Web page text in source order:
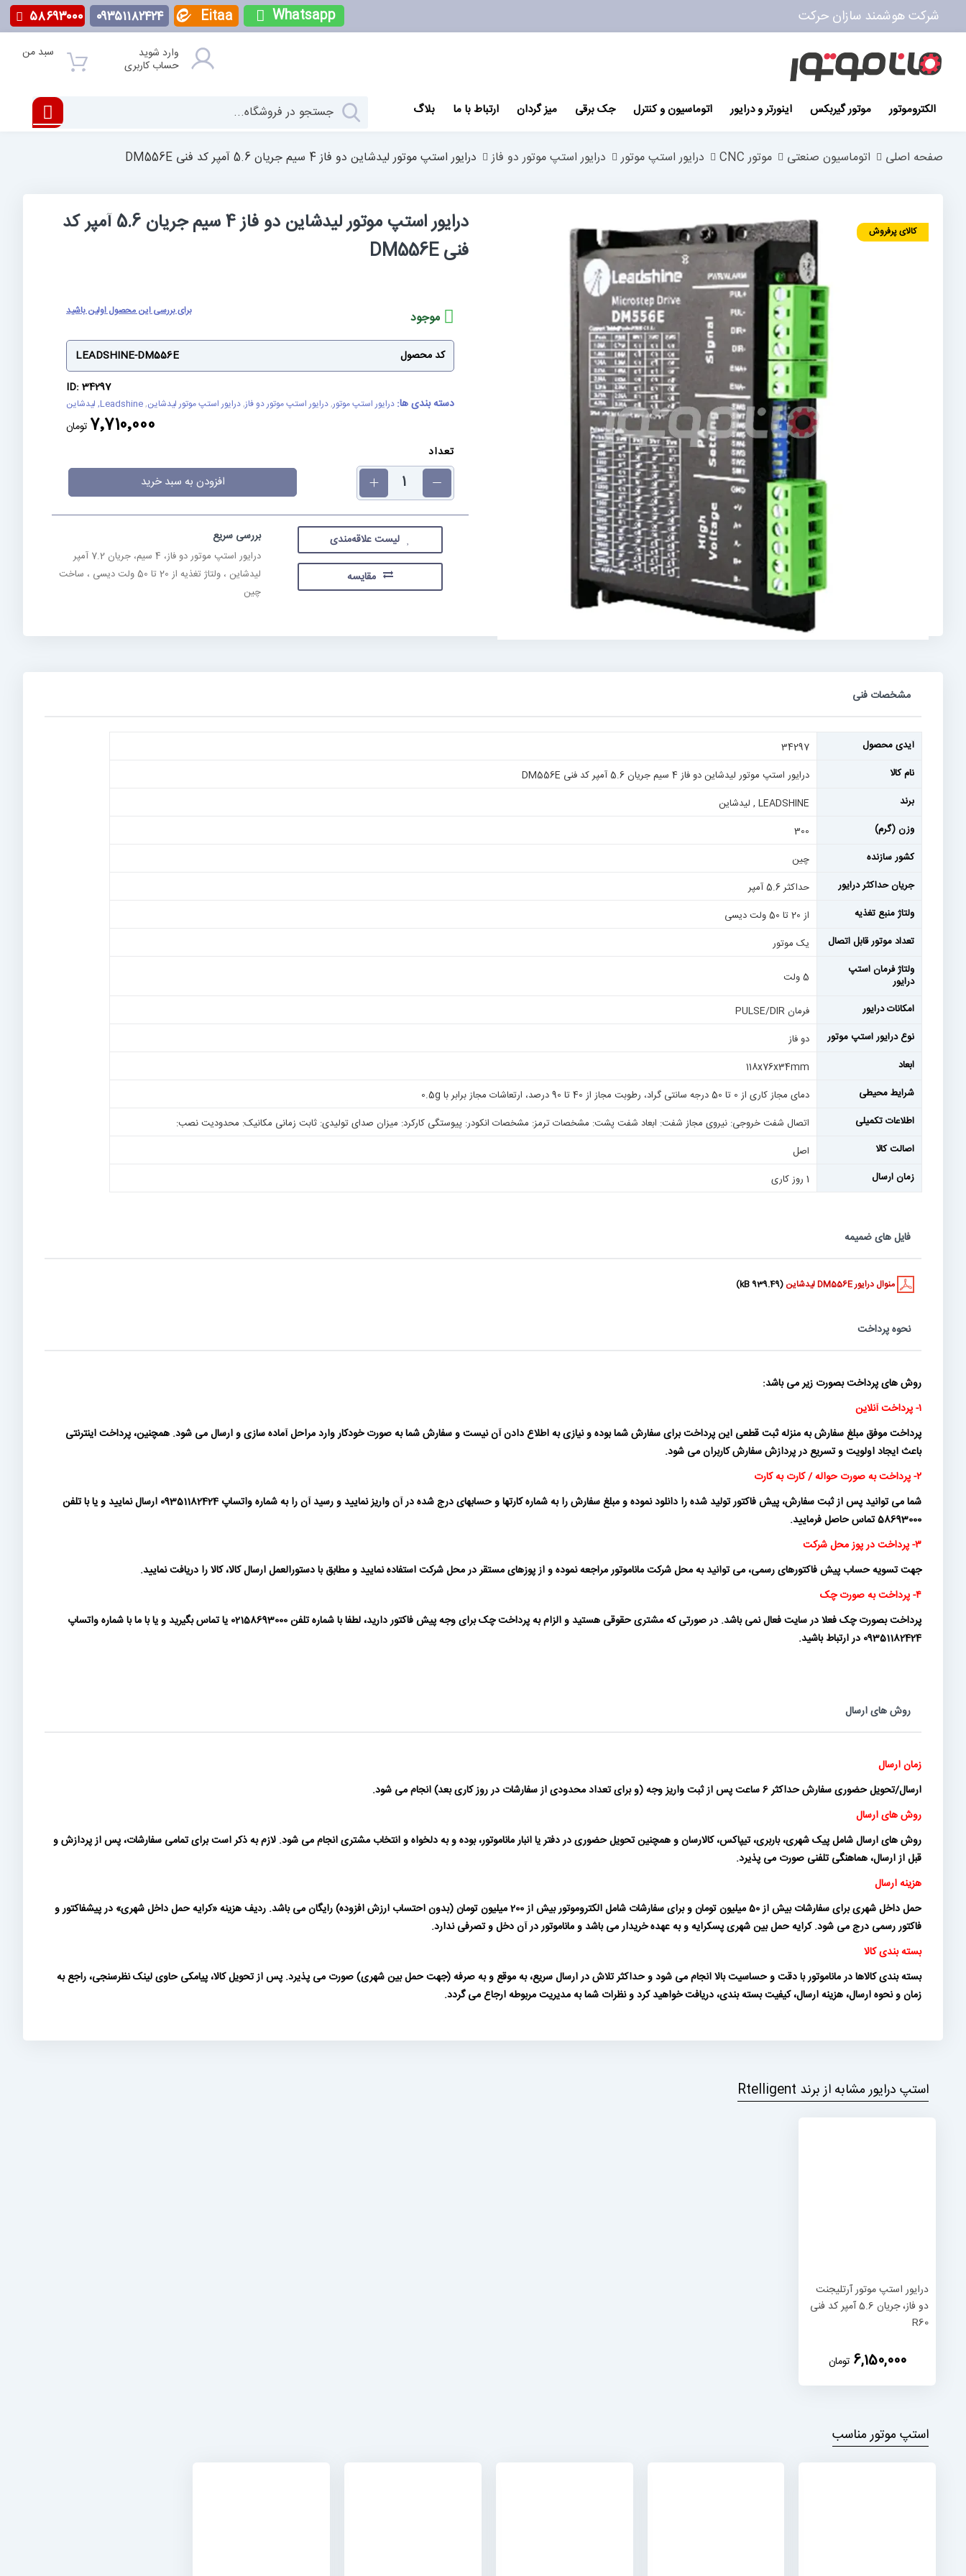
شرکت هوشمند سازان حرکت ۵۸۶۹۳۰۰۰ ۰۹۳۵۱۱۸۲۴۲۴ Eitaa Whatsapp
به
محتوا
وارد شوید
حساب کاربری
سبد من
الکتروموتور موتور گیربکس اینورتر و درایور اتوماسیون و کنترل جک برقی میز گردان ارتباط با ما بلاگ
صفحه اصلی اتوماسیون صنعتی موتور CNC درایور استپ موتور درایور استپ موتور دو فاز درایور استپ موتور لیدشاین دو فاز 4 سیم جریان 5.6 آمپر کد فنی DM556E
به
انتهایکالای پرفروش
تصاویر
درایور استپ موتور لیدشاین دو فاز 4 سیم جریان 5.6 آمپر کد
فنی DM556E
برای بررسی این محصول اولین باشید موجود
کد محصول
LEADSHINE-DM556E
ID: 34297
دسته بندی ها: درایور استپ موتور,درایور استپ موتور دو فاز,درایور استپ موتور لیدشاین,Leadshine, لیدشاین
7٬710٬000 تومان
تعداد
افزودن به سبد خرید
لیست علاقه‌مندی
مقایسه
بررسی سریع
درایور استپ موتور دو فاز، 4 سیم، جریان 7.2 آمپر
لیدشاین ، ولتاژ تغذیه از 20 تا 50 ولت دیسی ، ساخت
چین
مشخصات فنی
مشخصات
فنی
آیدی محصول
34297
نام کالا
درایور استپ موتور لیدشاین دو فاز 4 سیم جریان 5.6 آمپر کد فنی DM556E
برند
LEADSHINE , لیدشاین
وزن (گرم)
300
کشور سازنده
چین
جریان حداکثر درایور
حداکثر 5.6 آمپر
ولتاژ منبع تغذیه
از 20 تا 50 ولت دیسی
تعداد موتور قابل اتصال
یک موتور
ولتاژ فرمان استپ
درایور
5 ولت
امکانات درایور
فرمان PULSE/DIR
نوع درایور استپ موتور
دو فاز
ابعاد
118x76x34mm
شرایط محیطی
دمای مجاز کاری از 0 تا 50 درجه سانتی گراد، رطوبت مجاز از 40 تا 90 درصد، ارتعاشات مجاز برابر با 0.5g
اطلاعات تکمیلی
اتصال شفت خروجی: نیروی مجاز شفت: ابعاد شفت پشت: مشخصات ترمز: مشخصات انکودر: پیوستگی کارکرد: میزان صدای تولیدی: ثابت زمانی مکانیک: محدودیت نصب:
اصالت کالا
اصل
زمان ارسال
1 روز کاری
فایل های ضمیمه
منوال درایور DM556E لیدشاین (939.49 kB)
نحوه پرداخت
روش های پرداخت بصورت زیر می باشد:
۱- پرداخت آنلاین
پرداخت موفق مبلغ سفارش به منزله ثبت قطعی این پرداخت برای سفارش شما بوده و نیازی به اطلاع دادن آن نیست و سفارش شما به صورت خودکار وارد مراحل آماده سازی و ارسال می شود. همچنین، پرداخت اینترنتی
باعث ایجاد اولویت و تسریع در پردازش سفارش کاربران می شود.
۲- پرداخت به صورت حواله / کارت به کارت
شما می توانید پس از ثبت سفارش، پیش فاکتور تولید شده را دانلود نموده و مبلغ سفارش را به شماره کارتها و حسابهای درج شده در آن واریز نمایید و رسید آن را به شماره واتساپ 09351182424 ارسال نمایید و یا با تلفن
58693000 تماس حاصل فرمایید.
۳- پرداخت در پوز محل شرکت
جهت تسویه حساب پیش فاکتورهای رسمی، می توانید به محل شرکت ماناموتور مراجعه نموده و از پوزهای مستقر در محل شرکت استفاده نمایید و مطابق با دستورالعمل ارسال کالا، کالا را دریافت نمایید.
۴- پرداخت به صورت چک
پرداخت بصورت چک فعلا در سایت فعال نمی باشد. در صورتی که مشتری حقوقی هستید و الزام به پرداخت چک برای وجه پیش فاکتور دارید، لطفا با شماره تلفن 02158693000 یا تماس بگیرید و یا با ما با شماره واتساپ
09351182424 در ارتباط باشید.
روش های ارسال
زمان ارسال
ارسال/تحویل حضوری سفارش حداکثر 6 ساعت پس از ثبت واریز وجه (و برای تعداد محدودی از سفارشات در روز کاری بعد) انجام می شود.
روش های ارسال
روش های ارسال شامل پیک شهری، باربری، تیپاکس، کالارسان و همچنین تحویل حضوری در دفتر یا انبار ماناموتور، بوده و به دلخواه و انتخاب مشتری انجام می شود. لازم به ذکر است برای تمامی سفارشات، پس از پردازش و
قبل از ارسال، هماهنگی تلفنی صورت می پذیرد.
هزینه ارسال
حمل داخل شهری برای سفارشات بیش از 50 میلیون تومان و برای سفارشات شامل الکتروموتور بیش از 200 میلیون تومان (بدون احتساب ارزش افزوده) رایگان می باشد. ردیف هزینه «كرايه حمل داخل شهری» در پیشفاکتور و
فاکتور رسمی درج می شود. کرایه حمل بین شهری پسکرایه و به عهده خریدار می باشد و ماناموتور در آن دخل و تصرفی ندارد.
بسته بندی کالا
بسته بندی کالاها در ماناموتور با دقت و حساسیت بالا انجام می شود و حداکثر تلاش در ارسال سریع، به موقع و به صرفه (جهت حمل بین شهری) صورت می پذیرد. پس از تحویل کالا، پیامکی حاوی لینک نظرسنجی، راجع به
زمان و نحوه ارسال، هزینه ارسال، کیفیت بسته بندی، دریافت خواهید کرد و نظرات شما به مدیریت مربوطه ارجاع می گردد.
استپ درایور مشابه از برند Rtelligent
درایور استپ موتور آرتلیجنت
دو فاز، جریان 5.6 آمپر کد فنی
R60
‎6,150,000 تومان
استپ موتور مناسب